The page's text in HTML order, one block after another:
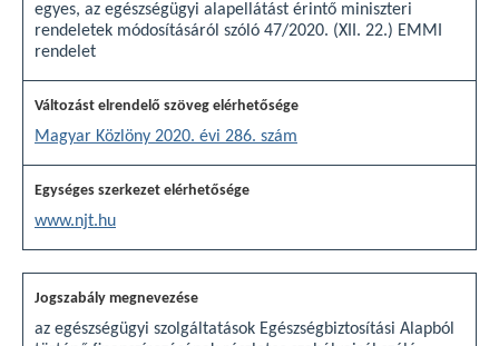
egyes, az egészségügyi alapellátást érintő miniszteri
rendeletek módosításáról szóló 47/2020. (XII. 22.) EMMI
rendelet
Magyar Közlöny 2020. évi 286. szám
www.njt.hu
az egészségügyi szolgáltatások Egészségbiztosítási Alapból